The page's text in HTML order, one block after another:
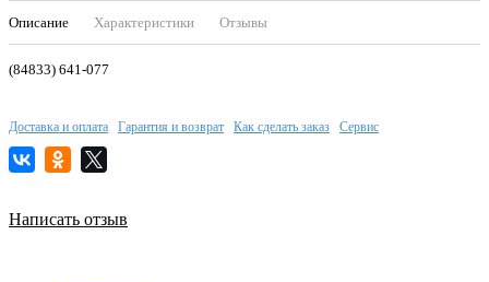
Описание Характеристики Отзывы
(84833) 641-077
Доставка и оплата Гарантия и возврат Как сделать заказ Сервис
Написать отзыв